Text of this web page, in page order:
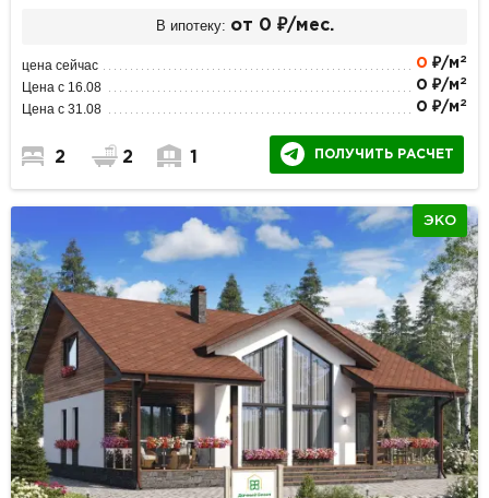
В ипотеку: от 0 ₽/мес.
цена сейчас 0 ₽/м 2
Цена с 16.08 0 ₽/м 2
Цена с 31.08 0 ₽/м 2
2 2 1 ПОЛУЧИТЬ РАСЧЕТ
ЭКО